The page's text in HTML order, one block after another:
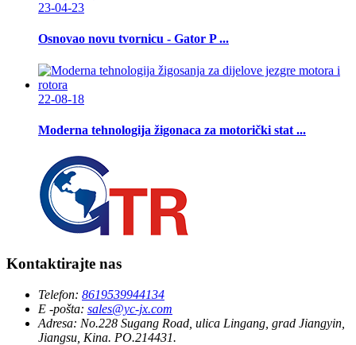
23-04-23
Osnovao novu tvornicu - Gator P ...
22-08-18
Moderna tehnologija žigonaca za motorički stat ...
Kontaktirajte nas
Telefon: 8619539944134
E -pošta: sales@yc-jx.com
Adresa: No.228 Sugang Road, ulica Lingang, grad Jiangyin,
Jiangsu, Kina. PO.214431.